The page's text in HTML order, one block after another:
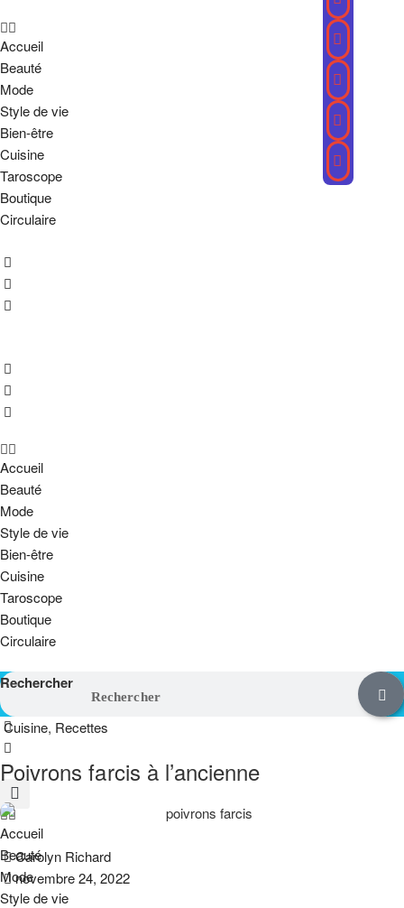
Accueil
Beauté
Mode
Style de vie
Bien-être
Cuisine
Taroscope
Boutique
Circulaire
Accueil
Beauté
Mode
Style de vie
Bien-être
Cuisine
Taroscope
Boutique
Circulaire
Accueil
Beauté
Mode
Style de vie
Rechercher
Cuisine, Recettes
Poivrons farcis à l’ancienne
Carolyn Richard
novembre 24, 2022